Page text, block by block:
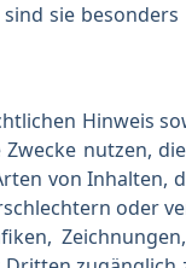
sie
Hinweis
nutzen,
von Inhalten,
oder